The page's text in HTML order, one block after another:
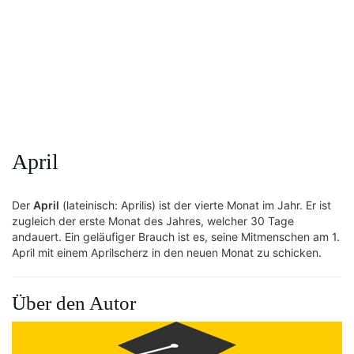
April
Der April (lateinisch: Aprilis) ist der vierte Monat im Jahr. Er ist
zugleich der erste Monat des Jahres, welcher 30 Tage
andauert. Ein geläufiger Brauch ist es, seine Mitmenschen am 1.
April mit einem Aprilscherz in den neuen Monat zu schicken.
Über den Autor